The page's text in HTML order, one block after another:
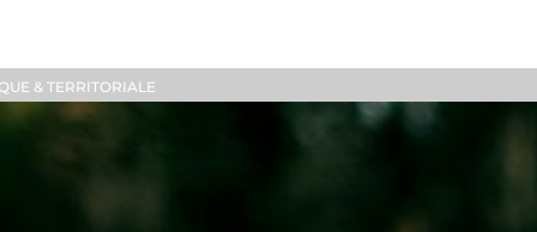
& TERRITORIALE